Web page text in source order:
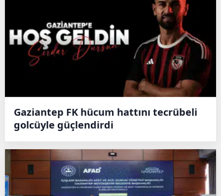
Gaziantep FK hücum hattını tecrübeli
golcüyle güçlendirdi